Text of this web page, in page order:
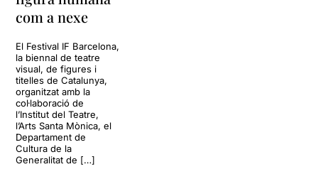
com a nexe
El Festival IF Barcelona,
la biennal de teatre
visual, de figures i
titelles de Catalunya,
organitzat amb la
col·laboració de
l’Institut del Teatre,
l’Arts Santa Mònica, el
Departament de
Cultura de la
Generalitat de […]